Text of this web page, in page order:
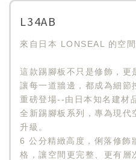
L34AB
來自日本 LONSEAL 的空
這款踢腳板不只是修飾，更
讓每一道牆邊，都成為細節
重磅登場--由日本知名建材
全新踢腳板系列，專為現代
升級。
6 公分精緻高度，俐落修飾
格，讓空間更完整、更有層